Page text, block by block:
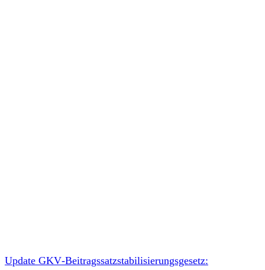
Update GKV‑Beitragssatzstabilisierungsgesetz: